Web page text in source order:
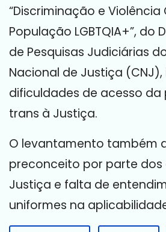
“Discriminação e
População LGBTQIA+”, do
de Pesquisas Judiciárias
Nacional de Justiça
dificuldades de acesso
trans à Justiça.
O levantamento também
preconceito por parte
Justiça e falta de
uniformes na